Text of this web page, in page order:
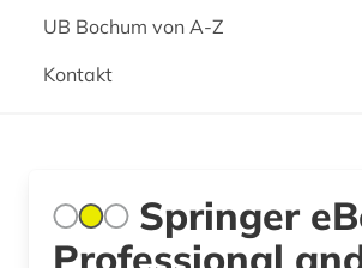
UB Bochum von A-Z
Kontakt
Springer
Professional